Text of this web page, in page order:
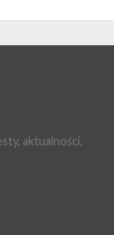
aktualności,